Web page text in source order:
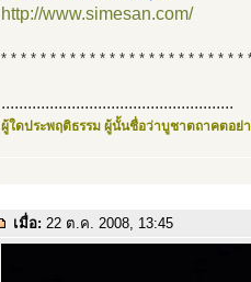
http://www.simesan.com/
* * * * * * * * * * * * * * * * * * * * * * * * *
.....................................................
ผู้ใดประพฤติธรรม ผู้นั้นชื่อว่าบูชาตถาคตอย่า
เมื่อ: 22 ต.ค. 2008, 13:45